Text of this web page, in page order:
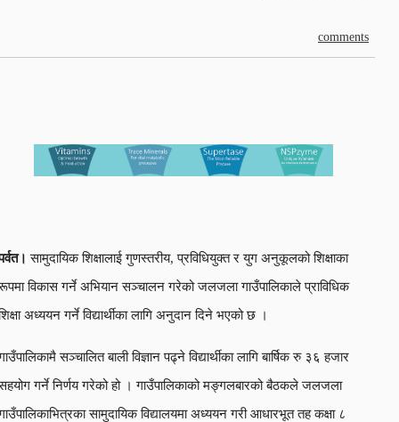
comments
सामुदायिक शिक्षालाई गुणस्तरीय, प्रविधियुक्त र युग अनुकूलको शिक्षाका
विकास गर्ने अभियान सञ्चालन गरेको जलजला गाउँपालिकाले प्राविधिक
अध्ययन गर्ने विद्यार्थीका लागि अनुदान दिने भएको छ ।
सञ्चालित बाली विज्ञान पढ्ने विद्यार्थीका लागि बार्षिक रु ३६ हजार
गर्ने निर्णय गरेको हो । गाउँपालिकाको मङ्गलबारको बैठकले जलजला
सामुदायिक विद्यालयमा अध्ययन गरी आधारभूत तह कक्षा ८